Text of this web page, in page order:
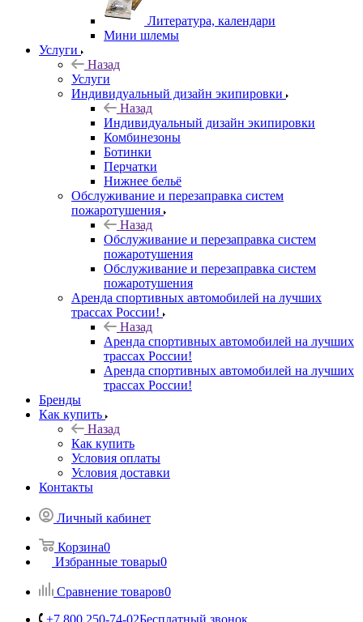
Литература, календари
Мини шлемы
Услуги
Назад
Услуги
Индивидуальный дизайн экипировки
Назад
Индивидуальный дизайн экипировки
Комбинезоны
Ботинки
Перчатки
Нижнее бельё
Обслуживание и перезаправка систем
пожаротушения
Назад
Обслуживание и перезаправка систем
пожаротушения
Обслуживание и перезаправка систем
пожаротушения
Аренда спортивных автомобилей на лучших
трассах России!
Назад
Аренда спортивных автомобилей на лучших
трассах России!
Аренда спортивных автомобилей на лучших
трассах России!
Бренды
Как купить
Назад
Как купить
Условия оплаты
Условия доставки
Контакты
Личный кабинет
Корзина0
Избранные товары0
Сравнение товаров0
+7 800 250-74-02Бесплатный звонок